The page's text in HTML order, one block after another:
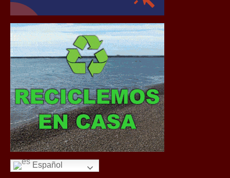
Español